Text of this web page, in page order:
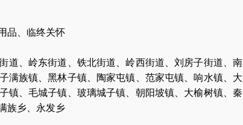
品、临终关怀
道、岭东街道、铁北街道、岭西街道、刘房子街道、南
满族镇、黑林子镇、陶家屯镇、范家屯镇、响水镇、大
镇、毛城子镇、玻璃城子镇、朝阳坡镇、大榆树镇、秦
族乡、永发乡